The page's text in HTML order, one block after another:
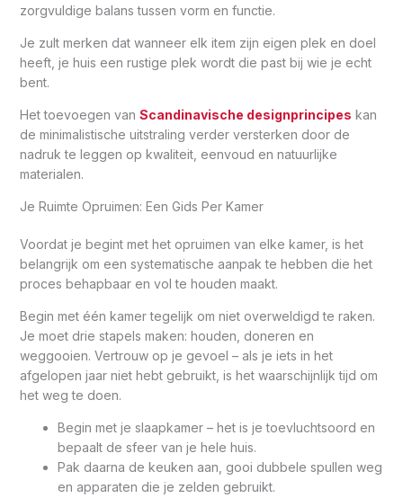
zorgvuldige balans tussen vorm en functie.
Je zult merken dat wanneer elk item zijn eigen plek en doel
heeft, je huis een rustige plek wordt die past bij wie je echt
bent.
Het toevoegen van Scandinavische designprincipes kan
de minimalistische uitstraling verder versterken door de
nadruk te leggen op kwaliteit, eenvoud en natuurlijke
materialen.
Je Ruimte Opruimen: Een Gids Per Kamer
Voordat je begint met het opruimen van elke kamer, is het
belangrijk om een systematische aanpak te hebben die het
proces behapbaar en vol te houden maakt.
Begin met één kamer tegelijk om niet overweldigd te raken.
Je moet drie stapels maken: houden, doneren en
weggooien. Vertrouw op je gevoel – als je iets in het
afgelopen jaar niet hebt gebruikt, is het waarschijnlijk tijd om
het weg te doen.
Begin met je slaapkamer – het is je toevluchtsoord en
bepaalt de sfeer van je hele huis.
Pak daarna de keuken aan, gooi dubbele spullen weg
en apparaten die je zelden gebruikt.